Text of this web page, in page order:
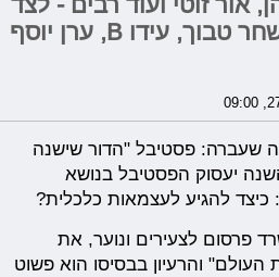
הופעות מרימות של שחר טבוך, עידו B, ערן יוסף
שעברה: פסטיבל "הדור שישנה
יעסוק הפסטיבל בנושא
כיצד להגיע לעצמאות כלכלית?
פרסום לצעירים ונוער, את
והרעיון בבסיסו הוא פשוט